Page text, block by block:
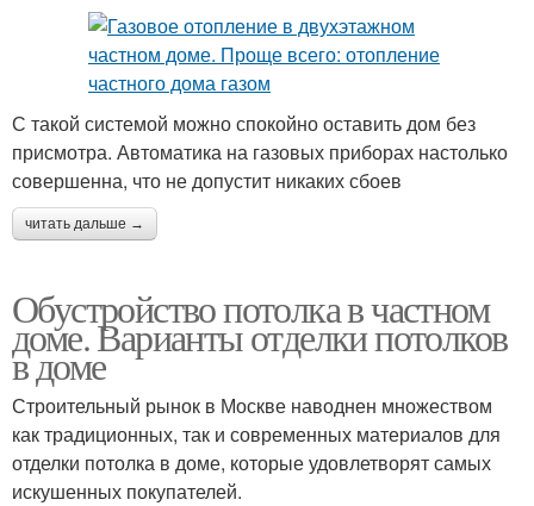
С такой системой можно спокойно оставить дом без
присмотра. Автоматика на газовых приборах настолько
совершенна, что не допустит никаких сбоев
читать дальше →
Обустройство потолка в частном
доме. Варианты отделки потолков
в доме
Строительный рынок в Москве наводнен множеством
как традиционных, так и современных материалов для
отделки потолка в доме, которые удовлетворят самых
искушенных покупателей.